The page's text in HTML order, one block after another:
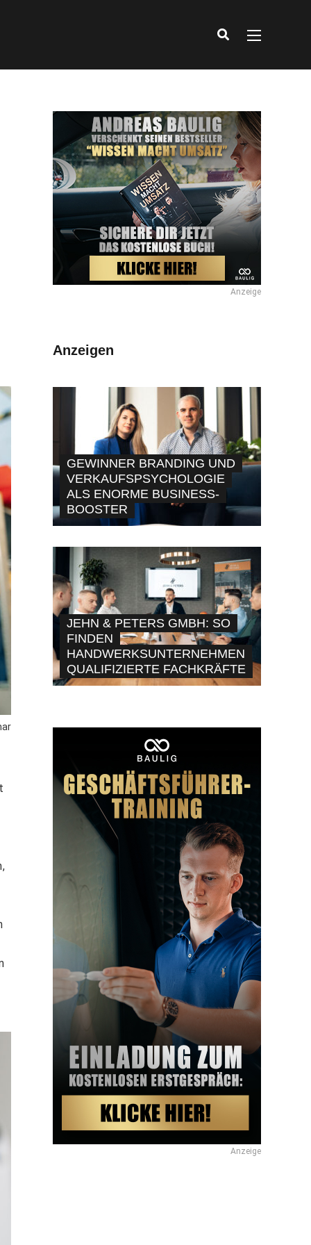
Anzeige
Anzeigen
GEWINNER BRANDING UND
VERKAUFSPSYCHOLOGIE
ALS ENORME BUSINESS-
BOOSTER
JEHN & PETERS GMBH: SO
FINDEN
HANDWERKSUNTERNEHMEN
QUALIFIZIERTE FACHKRÄFTE
Anzeige